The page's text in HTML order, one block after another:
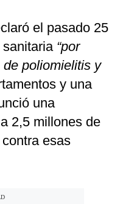
el pasado 25
sanitaria “por
poliomielitis y
y una
una
2,5 millones de
esas